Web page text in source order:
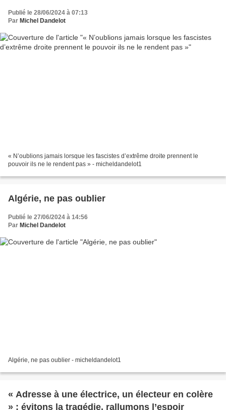
Publié le 28/06/2024 à 07:13
Par Michel Dandelot
« N’oublions jamais lorsque les fascistes d’extrême droite prennent le
pouvoir ils ne le rendent pas » - micheldandelot1
Algérie, ne pas oublier
Publié le 27/06/2024 à 14:56
Par Michel Dandelot
Algérie, ne pas oublier - micheldandelot1
« Adresse à une électrice, un électeur en colère
» : évitons la tragédie, rallumons l’espoir